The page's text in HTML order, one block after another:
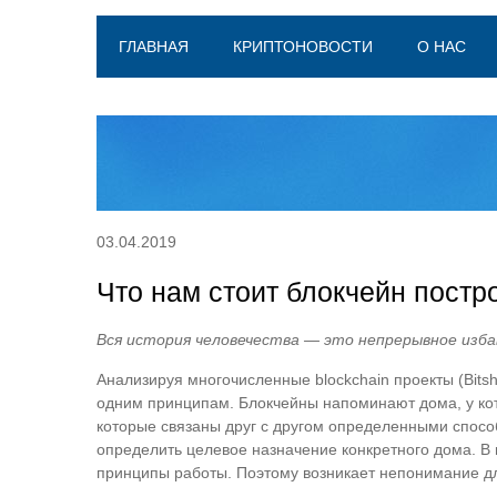
ГЛАВНАЯ КРИПТОНОВОСТИ О НАС
03.04.2019
Что нам стоит блокчейн
Вся история человечества — это непрерывное
Анализируя многочисленные blockchain проекты
одним принципам. Блокчейны напоминают дома, у
которые связаны друг с другом определенными
определить целевое назначение конкретного дома.
принципы работы. Поэтому возникает непонимание